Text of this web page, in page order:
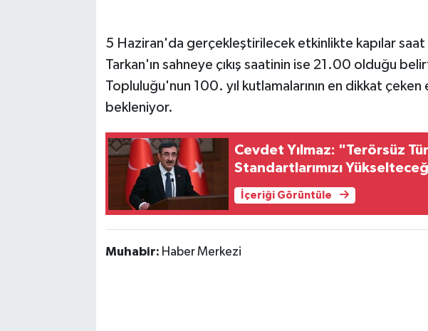
5 Haziran'da gerçekleştirilecek etkinlikte kapılar
Tarkan'ın sahneye çıkış saatinin ise 21.00 olduğu
Topluluğu'nun 100. yıl kutlamalarının en dikkat
bekleniyor.
Cevdet Yılmaz: "Terörsüz
Standartlarımızı
İçeriği Görüntüle
Muhabir: Haber Merkezi